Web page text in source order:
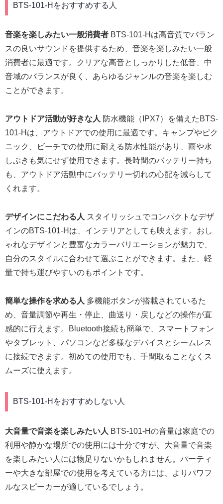
BTS-101-Hをおすすめする人
音楽を楽しみたい一般消費者 BTS-101-Hは高音質でバラン
スの良いサウンドを提供するため、音楽を楽しみたい一般
消費者に最適です。クリアな高音としっかりした低音、中
音域のバランスが良く、あらゆるジャンルの音楽を楽しむ
ことができます。
アウトドア活動が好きな人 防水機能（IPX7）を備えたBTS-
101-Hは、アウトドアでの使用に最適です。キャンプやピク
ニック、ビーチでの使用に耐える防水性能があり、雨や水
しぶきも気にせず使用できます。長時間のバッテリー持ち
も、アウトドア活動中にバッテリー切れの心配を減らして
くれます。
デザインにこだわる人 スタイリッシュでコンパクトなデザ
インのBTS-101-Hは、インテリアとしても映えます。おし
ゃれなデザインと豊富なカラーバリエーションが魅力で、
自分のスタイルに合わせて選ぶことができます。また、軽
量で持ち運びやすいのもポイントです。
簡単な操作を求める人 多機能ボタンが搭載されているた
め、音量調節や再生・停止、曲送り・戻しなどの操作が直
感的に行えます。Bluetooth接続も簡単で、スマートフォン
やタブレット、パソコンなど多様なデバイスとシームレス
に接続できます。初めての使用でも、手間取ることなくス
ムーズに使えます。
BTS-101-Hをおすすめしない人
大音量で音楽を楽しみたい人 BTS-101-Hの音量は家庭での
利用や静かな場所での使用には十分ですが、大音量で音楽
を楽しみたい人には物足りないかもしれません。パーティ
ーや大きな部屋での使用を考えている方には、よりパワフ
ルなスピーカーが適しているでしょう。